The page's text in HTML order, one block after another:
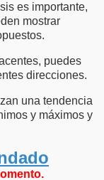
es importante,
mostrar
puedes
direcciones.
una tendencia
y máximos y